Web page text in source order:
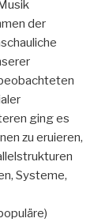
der
ging es
zu eruieren,
Systeme,